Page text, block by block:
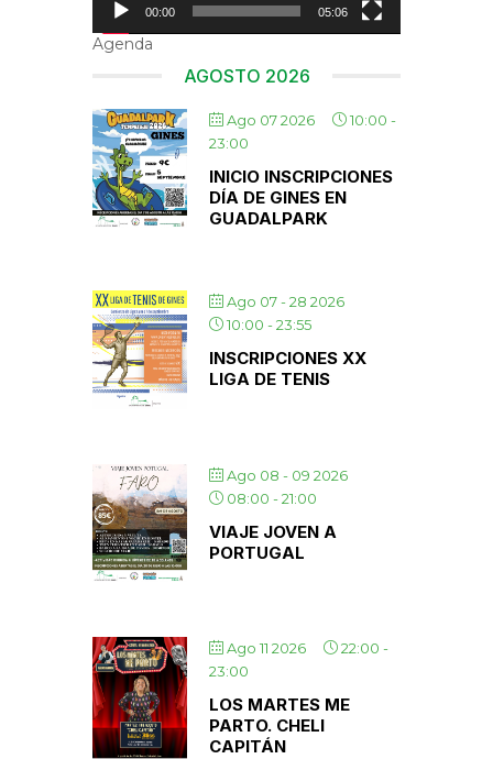
00:00 05:06
Agenda
AGOSTO 2026
Ago 07 2026 10:00 -
23:00
INICIO INSCRIPCIONES
DÍA DE GINES EN
GUADALPARK
Ago 07 - 28 2026
10:00 -23:55
INSCRIPCIONES XX
LIGA DE TENIS
Ago 08 - 09 2026
08:00 -21:00
VIAJE JOVEN A
PORTUGAL
Ago 11 2026 22:00 -
23:00
LOS MARTES ME
PARTO. CHELI
CAPITÁN